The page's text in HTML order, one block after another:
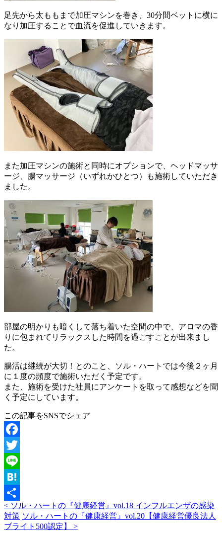
足先から太ももまで加圧マシンを巻き、30分間ベットに横に
なり加圧することで血流を促進していきます。
また加圧マシンの施術と同時にオプションで、ヘッドマッサ
ージ、腸マッサージ（いずれかひとつ）も施術していただき
ました。
部屋の明かりも暗くして落ち着いた空間の中で、アロマの香
りに包まれてリラックスした時間を過ごすことが出来まし
た。
腸活は継続が大切！とのこと、ソル・ハートでは今後２ヶ月
に１度の頻度で施術いただく予定です。
また、施術を受けた社員にアンケートを取って感想などを聞
く予定にしています。
この記事をSNSでシェア
Facebook
Twitter
Line
Hatena
共
有
< ソル・ハートの『健康経営』vol.18 インフルエンザの感染
対策 ソル・ハートの『健康経営』vol.20【健康経営優良法人
ブライト500認定】 >